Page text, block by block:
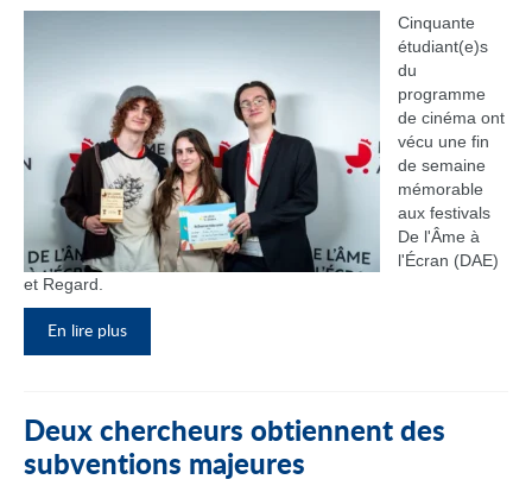
Cinquante
étudiant(e)s
du
programme
de cinéma ont
vécu une fin
de semaine
mémorable
aux festivals
De l'Âme à
l'Écran (DAE)
et Regard.
En lire plus
Deux chercheurs obtiennent des
subventions majeures